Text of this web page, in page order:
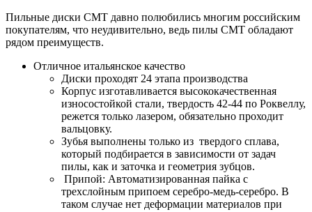
Пильные диски СМТ давно полюбились многим российским
покупателям, что неудивительно, ведь пилы СМТ обладают
рядом преимуществ.
Отличное итальянское качество
Диски проходят 24 этапа производства
Корпус изготавливается высококачественная
износостойкой стали, твердость 42-44 по Роквеллу,
режется только лазером, обязательно проходит
вальцовку.
Зубья выполнены только из твердого сплава,
который подбирается в зависимости от задач
пилы, как и заточка и геометрия зубцов.
Припой: Автоматизированная пайка с
трехслойным припоем серебро-медь-серебро. В
таком случае нет деформации материалов при